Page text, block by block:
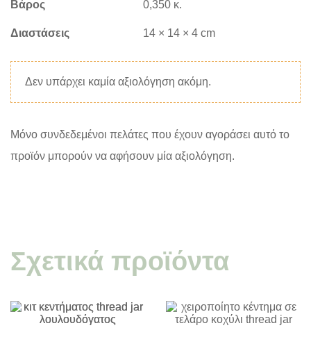
Βάρος 0,350 κ.
Διαστάσεις 14 × 14 × 4 cm
Δεν υπάρχει καμία αξιολόγηση ακόμη.
Μόνο συνδεδεμένοι πελάτες που έχουν αγοράσει αυτό το
προϊόν μπορούν να αφήσουν μία αξιολόγηση.
Σχετικά προϊόντα